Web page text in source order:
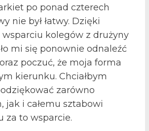
po ponad czterech
nie był łatwy. Dzięki
kolegów z drużyny
mi się ponownie odnaleźć
poczuć, że moja forma
kierunku. Chciałbym
zarówno
jak i całemu sztabowi
za to wsparcie.